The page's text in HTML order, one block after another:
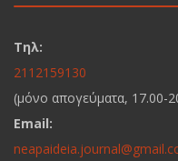
Τηλ:
2112159130
(μόνο απογεύματα, 17.00-
Email: